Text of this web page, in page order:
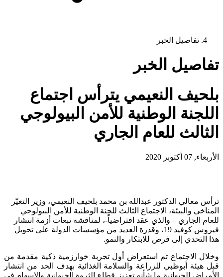
تفاصيل الخبر
تفاصيل الخبر
بلحيف النعيمي يترأس اجتماع
اللجنة الوطنية للأمن البيولوجي
الثالث للعام الجاري
الأربعاء, 07 أكتوبر 2020
ترأس معالي الدكتور عبدالله بن محمد بلحيف النعيمي، وزير التغيّر
المناخي والبيئة، الاجتماع الثالث للجنة الوطنية للأمن البيولوجي
للعام الجاري – والذي عقد افتراضياً-، لمناقشة تبعات أزمة انتشار
فيروس كوفيد 19، وقدرة العديد من مؤسسات الدولة على تحويل
هذا التحدي إلى فرص للابتكار والنمو.
وخلال الاجتماع تم استعراض أول تجربة خوارزمية ذكية مقدمة من
قبل هيئة أبوظبي للزراعة والسلامة الغذائية بهدف الحد من انتشار